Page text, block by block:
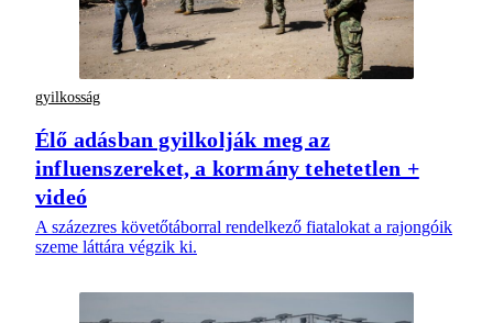
gyilkosság
Élő adásban gyilkolják meg az
influenszereket, a kormány tehetetlen +
videó
A százezres követőtáborral rendelkező fiatalokat a rajongóik
szeme láttára végzik ki.